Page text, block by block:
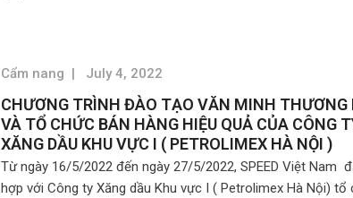
Cẩm nang | July 4, 2022
CHƯƠNG TRÌNH ĐÀO TẠO VĂN MINH THƯƠNG
VÀ TỔ CHỨC BÁN HÀNG HIỆU QUẢ CỦA CÔNG
XĂNG DẦU KHU VỰC I ( PETROLIMEX HÀ NỘI )
Từ ngày 16/5/2022 đến ngày 27/5/2022, SPEED Việt Nam
hợp với Công ty Xăng dầu Khu vực I ( Petrolimex Hà Nội) tổ